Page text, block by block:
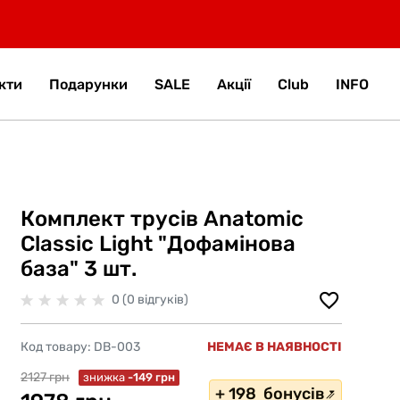
Подарунки SALE Акції Club INFO
Комплект трусів Anatomic
Classic Light "Дофамінова
база" 3 шт.
0 (0 відгуків)
Код товару: DB-003
НЕМАЄ В НАЯВНОСТІ
2127 грн
знижка -149 грн
+ 198 бонусів